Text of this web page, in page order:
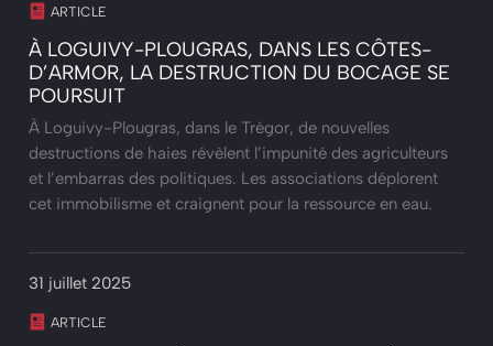
ARTICLE
À LOGUIVY-PLOUGRAS, DANS LES CÔTES-
D’ARMOR, LA DESTRUCTION DU BOCAGE SE
POURSUIT
À Loguivy-Plougras, dans le Trégor, de nouvelles
destructions de haies révèlent l’impunité des agriculteurs
et l’embarras des politiques. Les associations déplorent
cet immobilisme et craignent pour la ressource en eau.
31 juillet 2025
ARTICLE